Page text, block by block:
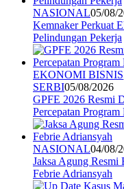
NASIONAL05/08/
Kemnaker Perkuat
Pelindungan Pekerja
EKONOMI BISNIS
SERBI05/08/2026
GPFE 2026 Resmi
Percepatan
NASIONAL04/08/
Jaksa Agung Resmi
Febrie Adriansyah